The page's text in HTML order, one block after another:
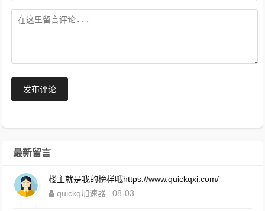
发布评论
最新留言
楼主就是我的榜样哦https://www.quickqxi.com/
quickq加速器
08-03